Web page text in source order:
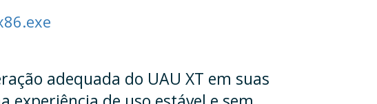
adequada do UAU XT em suas